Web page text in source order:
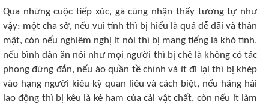
Qua những cuộc tiếp xúc, gã cũng nhận thấy tương tự như
vậy: một cha sở, nếu vui tính thì bị hiểu là quá dễ dãi và thân
mật, còn nếu nghiêm nghị ít nói thì bị mang tiếng là khó tính,
nếu bình dân ăn nói như mọi người thì bị chê là không có tác
phong đứng đắn, nếu áo quần tề chỉnh và ít đi lại thì bị khép
vào hạng người kiêu kỳ quan liêu và cách biệt, nếu hăng hái
lao động thì bị kêu là kẻ ham của cải vật chất, còn nếu ít làm